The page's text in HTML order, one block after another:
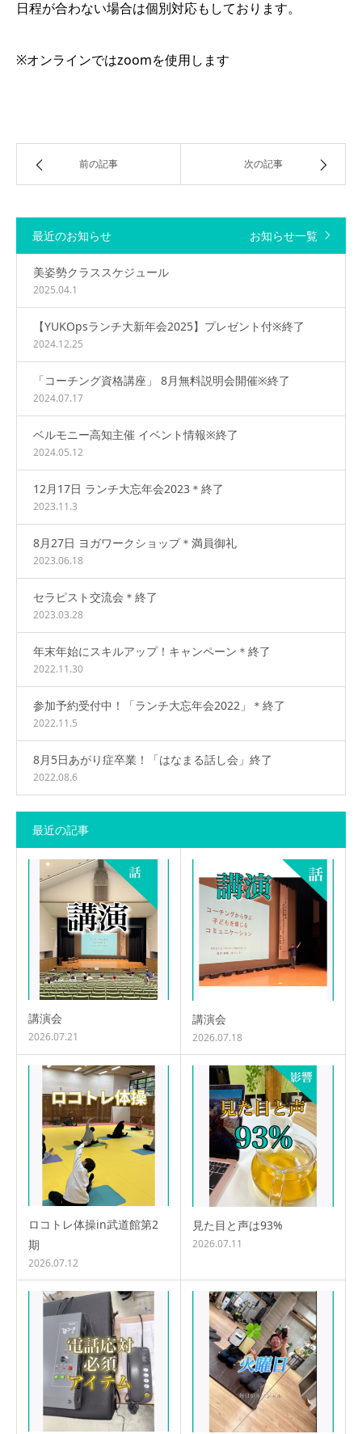
日程が合わない場合は個別対応もしております。
※オンラインではzoomを使用します
前の記事 次の記事
最近のお知らせ お知らせ一覧
美姿勢クラススケジュール
2025.04.1
【YUKOpsランチ大新年会2025】プレゼント付※終了
2024.12.25
「コーチング資格講座」 8月無料説明会開催※終了
2024.07.17
ベルモニー高知主催 イベント情報※終了
2024.05.12
12月17日 ランチ大忘年会2023＊終了
2023.11.3
8月27日 ヨガワークショップ＊満員御礼
2023.06.18
セラピスト交流会＊終了
2023.03.28
年末年始にスキルアップ！キャンペーン＊終了
2022.11.30
参加予約受付中！「ランチ大忘年会2022」＊終了
2022.11.5
8月5日あがり症卒業！「はなまる話し会」終了
2022.08.6
最近の記事
講演会
2026.07.21
講演会
2026.07.18
ロコトレ体操in武道館第2
期
2026.07.12
見た目と声は93%
2026.07.11